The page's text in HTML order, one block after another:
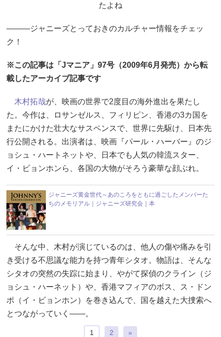
たよね
―――ジャニーズとっておきのカルチャー情報をチェッ
ク！
※この記事は「Jマニア」97号（2009年6月発売）から転
載したアーカイブ記事です
木村拓哉が、映画の世界で2度目の海外進出を果たし
た。今作は、ロサンゼルス、フィリピン、香港の3カ国を
またにかけた壮大なサスペンスで、世界に先駆け、日本先
行公開される。出演者は、映画『パール・ハーバー』のジ
ョシュ・ハートネットや、日本でも人気の韓流スター、
イ・ビョンホンら、各国の大物がそろう豪華な顔ぶれ。
ジャニーズ黄金世代～あのころをともに過ごしたメンバーた
ちのメモリアル｜ジャニーズ研究会｜本
そんな中、木村が演じているのは、他人の傷や痛みを引
き受ける不思議な能力を持つ青年シタオ。物語は、そんな
シタオの突然の失踪に始まり、やがて探偵のクライン（ジ
ョシュ・ハーネット）や、香港マフィアのボス、ス・ドン
ポ（イ・ビョンホン）を巻き込んで、国を越えた大捜索へ
とつながっていく——。
1 2 »